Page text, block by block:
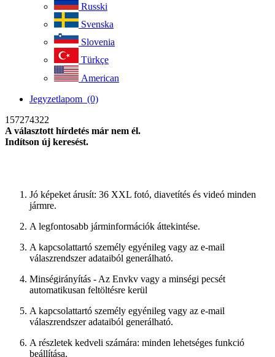
Russki
Svenska
Slovenia
Türkçe
American
Jegyzetlapom (0)
157274322
A választott hírdetés már nem él.
Indítson új keresést.
Jó képeket árusít: 36 XXL fotó, diavetítés és videó minden
jármre.
A legfontosabb járminformációk áttekintése.
A kapcsolattartó személy egyénileg vagy az e-mail
válaszrendszer adataiból generálható.
Minségirányítás - Az Envkv vagy a minségi pecsét
automatikusan feltöltésre kerül
A kapcsolattartó személy egyénileg vagy az e-mail
válaszrendszer adataiból generálható.
A részletek kedveli számára: minden lehetséges funkció
beállítása.